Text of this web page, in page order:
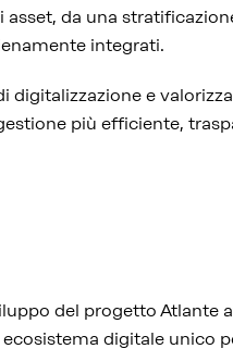
da una
integrati.
digitalizzazione e
più efficiente,
del progetto Atlante
digitale unico